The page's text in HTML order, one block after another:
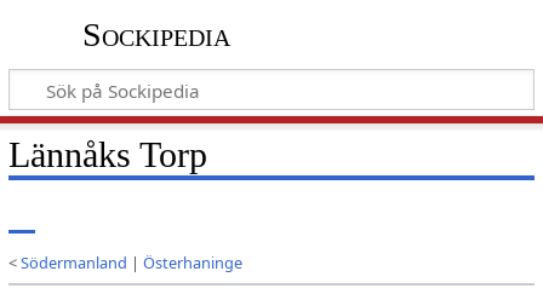
Sockipedia
Lännåks Torp
<Södermanland | Österhaninge